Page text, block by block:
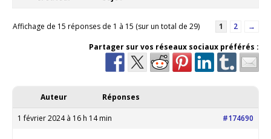
Affichage de 15 réponses de 1 à 15 (sur un total de 29) 1 2
→
Partager sur vos réseaux sociaux préférés :
Auteur Réponses
1 février 2024 à 16 h 14 min #174690